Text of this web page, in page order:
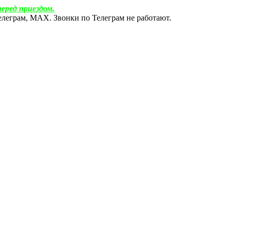
приездом.
МАХ. Звонки по Телеграм не работают.